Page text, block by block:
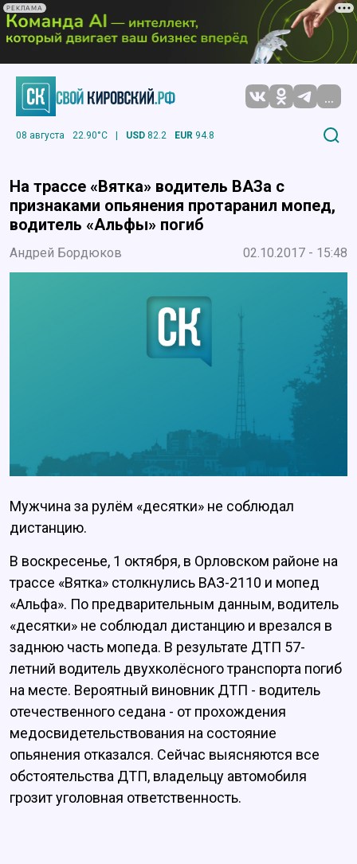
РЕКЛАМА
...
08 августа 22.90°C | USD 82.2 EUR 94.8
На трассе «Вятка» водитель ВАЗа с
признаками опьянения протаранил мопед,
водитель «Альфы» погиб
Андрей Бордюков 02.10.2017 - 15:48
Мужчина за рулём «десятки» не соблюдал
дистанцию.
В воскресенье, 1 октября, в Орловском районе на
трассе «Вятка» столкнулись ВАЗ-2110 и мопед
«Альфа». По предварительным данным, водитель
«десятки» не соблюдал дистанцию и врезался в
заднюю часть мопеда. В результате ДТП 57-
летний водитель двухколёсного транспорта погиб
на месте. Вероятный виновник ДТП - водитель
отечественного седана - от прохождения
медосвидетельствования на состояние
опьянения отказался. Сейчас выясняются все
обстоятельства ДТП, владельцу автомобиля
грозит уголовная ответственность.